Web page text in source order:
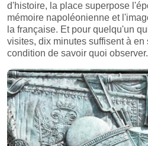
d'histoire, la place superpose
mémoire napoléonienne et
la française. Et pour quelqu'un
visites, dix minutes suffisent à en
condition de savoir quoi observer.